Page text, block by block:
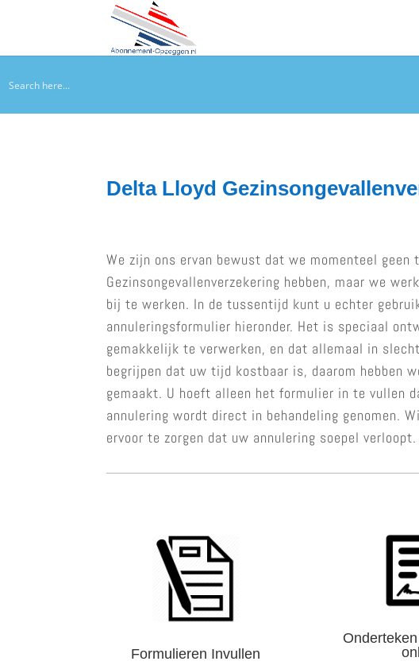
Delta Lloyd
We zijn ons ervan bewust dat we momenteel geen
Gezinsongevallenverzekering hebben, maar we
bij te werken. In de tussentijd kunt u echter
annuleringsformulier hieronder. Het is speciaal
gemakkelijk te verwerken, en dat allemaal in
begrijpen dat uw tijd kostbaar is, daarom hebben
gemaakt. U hoeft alleen het formulier in te vullen
annulering wordt direct in behandeling genomen.
ervoor te zorgen dat uw annulering soepel verloopt.
Formulieren Invullen